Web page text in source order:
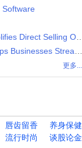
更多...
唇齿留香
养身保健
流行时尚
谈股论金